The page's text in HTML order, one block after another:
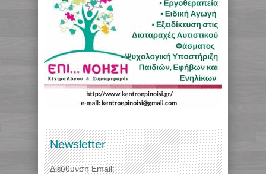
Newsletter
Διεύθυνση Email: